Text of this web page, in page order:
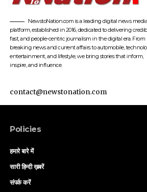
NewstoNation.com is a leading digital news media
platform, established in 2016, dedicated to delivering
fast, and people-centric journalism in the digital era. From
breaking news and current affairs to automobile,
entertainment, and lifestyle, we bring stories that inform,
inspire, and influence.
contact@newstonation.com
Policies
हमारे बारे में
सारी हिन्दी ख़बरें
संपर्क करें